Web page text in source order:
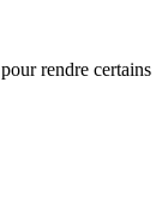
rendre certains